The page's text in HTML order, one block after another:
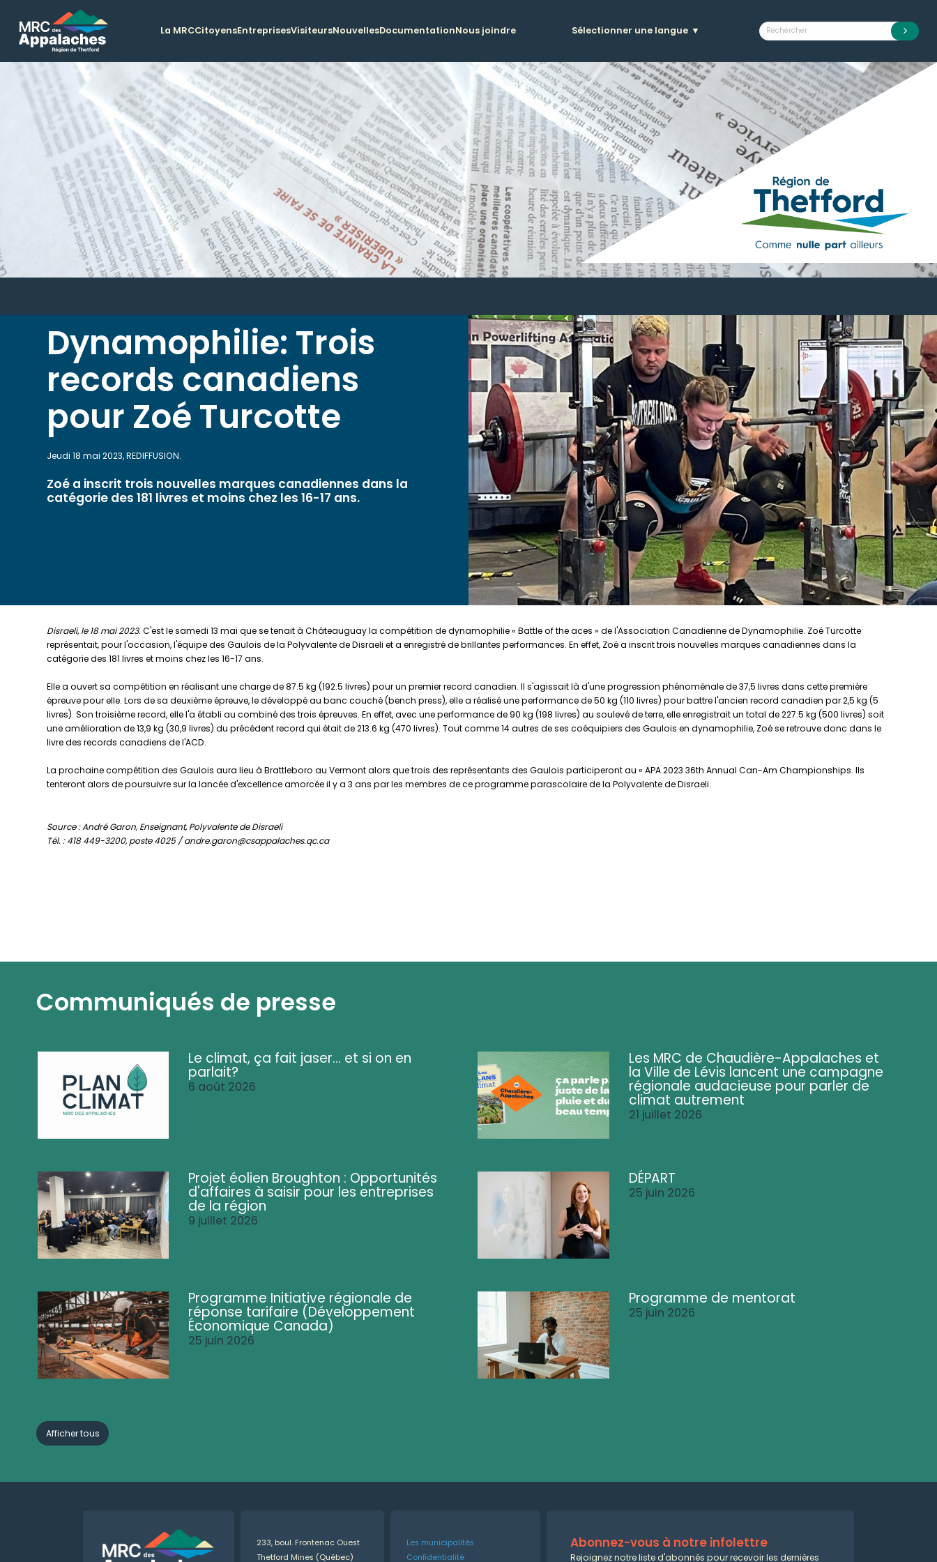
La MRCCitoyensEntreprisesVisiteursNouvellesDocumentationNous joindre Sélectionner une langue ▼
Dynamophilie: Trois
records canadiens
pour Zoé Turcotte
Jeudi 18 mai 2023, REDIFFUSION.
Zoé a inscrit trois nouvelles marques canadiennes dans la
catégorie des 181 livres et moins chez les 16-17 ans.
Disraeli, le 18 mai 2023. C'est le samedi 13 mai que se tenait à Châteauguay la compétition de dynamophilie « Battle of the aces » de l'Association Canadienne de Dynamophilie. Zoé Turcotte
représentait, pour l'occasion, l'équipe des Gaulois de la Polyvalente de Disraeli et a enregistré de brillantes performances. En effet, Zoé a inscrit trois nouvelles marques canadiennes dans la
catégorie des 181 livres et moins chez les 16-17 ans.
Elle a ouvert sa compétition en réalisant une charge de 87.5 kg (192.5 livres) pour un premier record canadien. Il s'agissait là d'une progression phénoménale de 37,5 livres dans cette première
épreuve pour elle. Lors de sa deuxième épreuve, le développé au banc couché (bench press), elle a réalisé une performance de 50 kg (110 livres) pour battre l'ancien record canadien par 2,5 kg (5
livres). Son troisième record, elle l'a établi au combiné des trois épreuves. En effet, avec une performance de 90 kg (198 livres) au soulevé de terre, elle enregistrait un total de 227.5 kg (500 livres) soit
une amélioration de 13,9 kg (30,9 livres) du précédent record qui était de 213.6 kg (470 livres). Tout comme 14 autres de ses coéquipiers des Gaulois en dynamophilie, Zoé se retrouve donc dans le
livre des records canadiens de l'ACD.
La prochaine compétition des Gaulois aura lieu à Brattleboro au Vermont alors que trois des représentants des Gaulois participeront au « APA 2023 36th Annual Can-Am Championships. Ils
tenteront alors de poursuivre sur la lancée d'excellence amorcée il y a 3 ans par les membres de ce programme parascolaire de la Polyvalente de Disraeli.
Source : André Garon, Enseignant, Polyvalente de Disraeli
Tél. : 418 449-3200, poste 4025 / andre.garon@csappalaches.qc.ca
Communiqués de presse
Le climat, ça fait jaser... et si on en
parlait?
6 août 2026
Les MRC de Chaudière-Appalaches et
la Ville de Lévis lancent une campagne
régionale audacieuse pour parler de
climat autrement
21 juillet 2026
Projet éolien Broughton : Opportunités
d'affaires à saisir pour les entreprises
de la région
9 juillet 2026
DÉPART
25 juin 2026
Programme Initiative régionale de
réponse tarifaire (Développement
Économique Canada)
25 juin 2026
Programme de mentorat
25 juin 2026
Afficher tous
233, boul. Frontenac Ouest
Thetford Mines (Québec)
Les municipalités
Confidentialité
Abonnez-vous à notre infolettre
Rejoignez notre liste d'abonnés pour recevoir les dernières